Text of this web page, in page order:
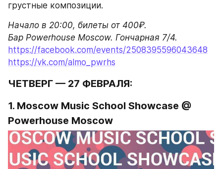
грустные композиции.
Начало в 20:00, билеты от 400₽.
Бар Powerhouse Moscow. Гончарная 7/4.
https://facebook.com/events/2508395596043648
https://vk.com/almo_pwrhs
ЧЕТВЕРГ — 27 ФЕВРАЛЯ:
1. Moscow Music School Showcase @
Powerhouse Moscow